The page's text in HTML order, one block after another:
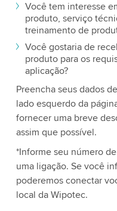
Você tem interesse
produto, serviço
treinamento de
Você gostaria de
produto para os
aplicação?
Preencha seus dados
lado esquerdo da
fornecer uma breve
assim que possível.
*Informe seu número
uma ligação. Se você
poderemos conectar
local da Wipotec.